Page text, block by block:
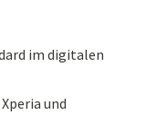
im digitalen
und